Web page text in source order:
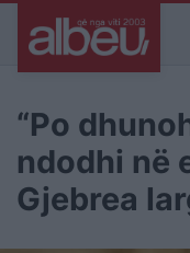
“Po
ndodhi në
Gjebrea